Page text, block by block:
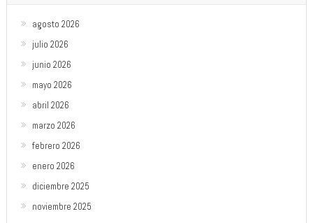
agosto 2026
julio 2026
junio 2026
mayo 2026
abril 2026
marzo 2026
febrero 2026
enero 2026
diciembre 2025
noviembre 2025